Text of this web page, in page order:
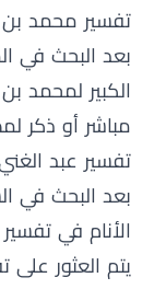
تفسير محمد
بعد البحث في
الكبير لمحمد
مباشر أو ذكر
تفسير عبد
بعد البحث في
الأنام في
يتم العثور على